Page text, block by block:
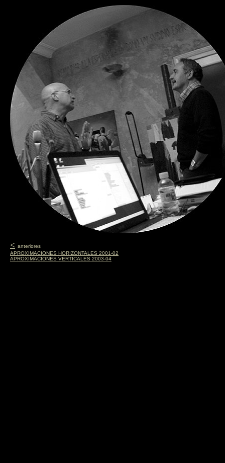
< anteriores
APROXIMACIONES HORIZONTALES 2001-02
APROXIMACIONES VERTICALES 2003-04